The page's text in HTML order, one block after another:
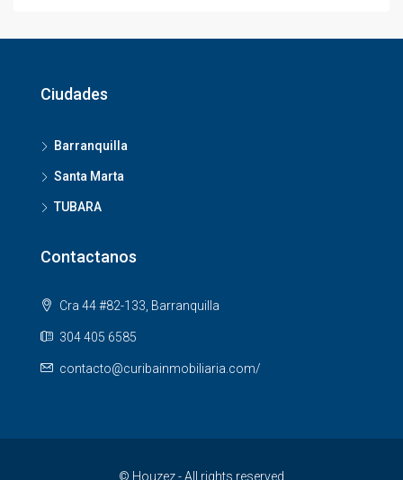
Ciudades
Barranquilla
Santa Marta
TUBARA
Contactanos
Cra 44 #82-133, Barranquilla
304 405 6585
contacto@curibainmobiliaria.com/
© Houzez - All rights reserved